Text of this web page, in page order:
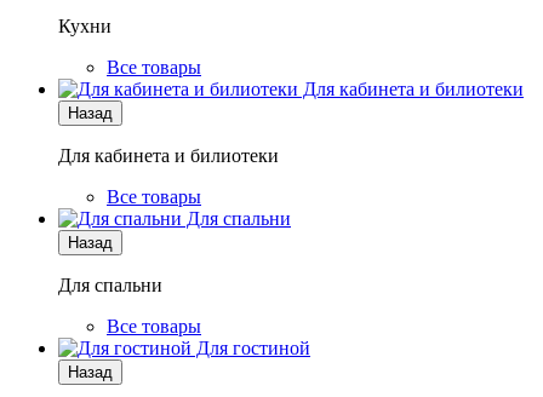
Кухни
Все товары
Для кабинета и билиотеки
Назад
Для кабинета и билиотеки
Все товары
Для спальни
Назад
Для спальни
Все товары
Для гостиной
Назад